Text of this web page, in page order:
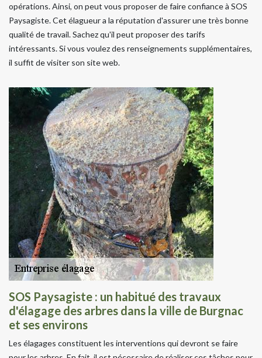
opérations. Ainsi, on peut vous proposer de faire confiance à SOS
Paysagiste. Cet élagueur a la réputation d'assurer une très bonne
qualité de travail. Sachez qu'il peut proposer des tarifs
intéressants. Si vous voulez des renseignements supplémentaires,
il suffit de visiter son site web.
SOS Paysagiste : un habitué des travaux
d'élagage des arbres dans la ville de Burgnac
et ses environs
Les élagages constituent les interventions qui devront se faire